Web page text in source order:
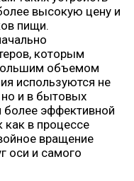
высокую цену и
пищи.
которым
объемом
используются не
но и в бытовых
более эффективной
как в процессе
вращение
оси и самого